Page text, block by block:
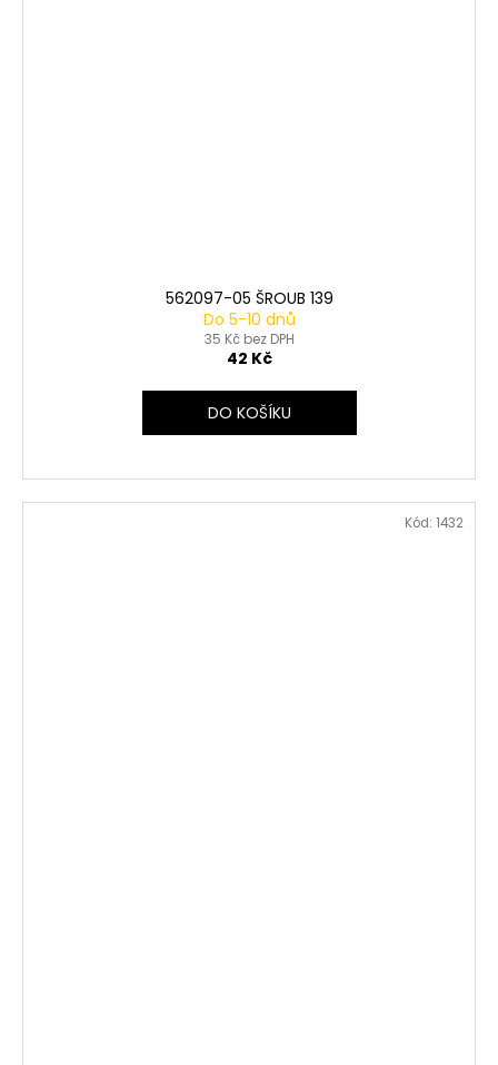
562097-05 ŠROUB 139
Do 5-10 dnů
35 Kč bez DPH
42 Kč
DO KOŠÍKU
Kód: 1432